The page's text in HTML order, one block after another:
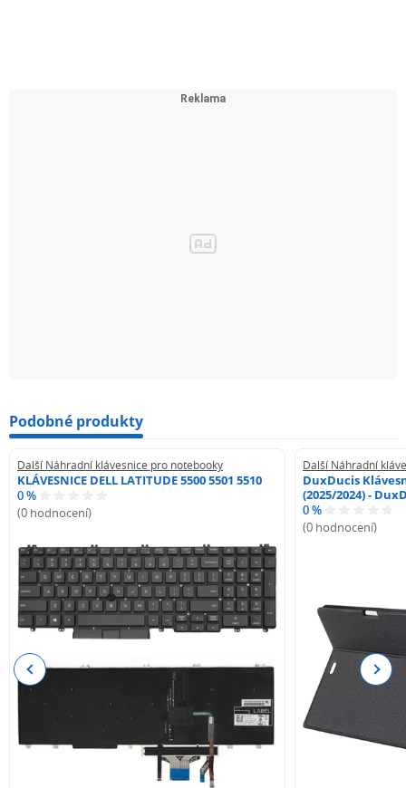
Podobné produkty
Další Náhradní klávesnice pro notebooky
KLÁVESNICE DELL LATITUDE 5500 5501 5510
0 %
(0 hodnocení)
Další Náhradní
DuxDucis
(2025/2024) -
0 %
(0 hodnocení)
Previous Next